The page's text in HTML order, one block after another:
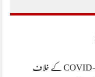
صارفین ، تاجروں نے COVID-19 کے خلاف